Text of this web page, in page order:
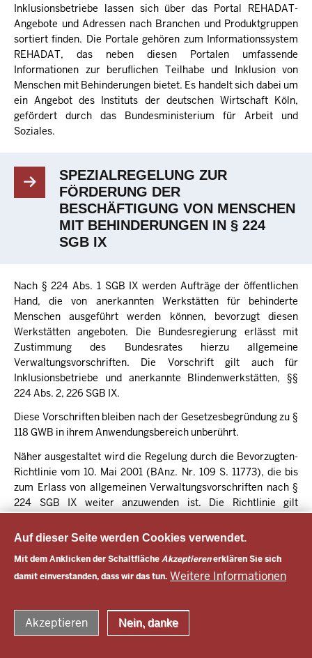
Auf dieser Seite werden Cookies verwendet.
Mit dem Anklicken der SchaltflächeAkzeptierenerklären Sie sich
damit einverstanden, dass wir das tun. Weitere Informationen
Akzeptieren Nein, danke
Inklusionsbetriebe lassen sich über das Portal REHADAT-
Angebote und Adressen nach Branchen und Produktgruppen
sortiert finden. Die Portale gehören zum Informationssystem
REHADAT, das neben diesen Portalen umfassende
Informationen zur beruflichen Teilhabe und Inklusion von
Menschen mit Behinderungen bietet. Es handelt sich dabei um
ein Angebot des Instituts der deutschen Wirtschaft Köln,
gefördert durch das Bundesministerium für Arbeit und
Soziales.
SPEZIALREGELUNG ZUR
FÖRDERUNG DER
BESCHÄFTIGUNG VON MENSCHEN
MIT BEHINDERUNGEN IN § 224
SGB IX
Nach § 224 Abs. 1 SGB IX werden Aufträge der öffentlichen
Hand, die von anerkannten Werkstätten für behinderte
Menschen ausgeführt werden können, bevorzugt diesen
Werkstätten angeboten. Die Bundesregierung erlässt mit
Zustimmung des Bundesrates hierzu allgemeine
Verwaltungsvorschriften. Die Vorschrift gilt auch für
Inklusionsbetriebe und anerkannte Blindenwerkstätten, §§
224 Abs. 2, 226 SGB IX.
Diese Vorschriften bleiben nach der Gesetzesbegründung zu §
118 GWB in ihrem Anwendungsbereich unberührt.
Näher ausgestaltet wird die Regelung durch die Bevorzugten-
Richtlinie vom 10. Mai 2001 (BAnz. Nr. 109 S. 11773), die bis
zum Erlass von allgemeinen Verwaltungsvorschriften nach §
224 SGB IX weiter anzuwenden ist. Die Richtlinie gilt
Landesbehörden in Brandenburg wenden sie gem. VV Nr. 2.6.
speziellen Vorgaben.
Fußzeile
RSS Feed Aktuelles RSS Feed VBB
Impressum
Kontakt Barrierefreiheit